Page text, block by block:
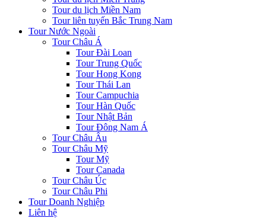
Tour du lịch Miền Nam
Tour liên tuyến Bắc Trung Nam
Tour Nước Ngoài
Tour Châu Á
Tour Đài Loan
Tour Trung Quốc
Tour Hong Kong
Tour Thái Lan
Tour Campuchia
Tour Hàn Quốc
Tour Nhật Bản
Tour Đông Nam Á
Tour Châu Âu
Tour Châu Mỹ
Tour Mỹ
Tour Canada
Tour Châu Úc
Tour Châu Phi
Tour Doanh Nghiệp
Liên hệ